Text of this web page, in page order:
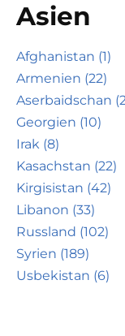
Asien
Afghanistan (1)
Armenien (22)
Aserbaidschan
Georgien (10)
Irak (8)
Kasachstan (22)
Kirgisistan (42)
Libanon (33)
Russland (102)
Syrien (189)
Usbekistan (6)